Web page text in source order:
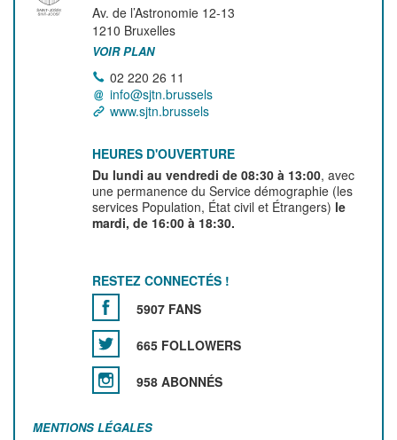
Av. de l’Astronomie 12-13
1210 Bruxelles
VOIR PLAN
02 220 26 11
info@sjtn.brussels
www.sjtn.brussels
HEURES D'OUVERTURE
Du lundi au vendredi de 08:30 à 13:00, avec
une permanence du Service démographie (les
services Population, État civil et Étrangers) le
mardi, de 16:00 à 18:30.
RESTEZ CONNECTÉS !
5907 FANS
665 FOLLOWERS
958 ABONNÉS
MENTIONS LÉGALES